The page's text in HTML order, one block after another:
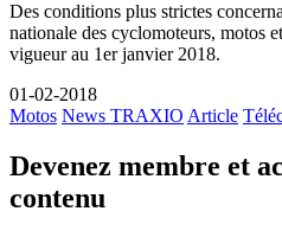
Des conditions plus strictes
nationale des cyclomoteurs, motos
vigueur au 1er janvier 2018.
01-02-2018
Motos News TRAXIO Article
Devenez membre et
contenu